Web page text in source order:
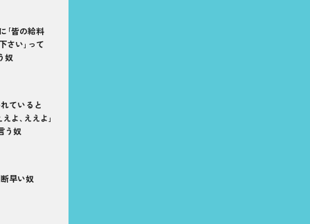
｢皆の給料
さい｣って
奴
ていると
よ､ええよ｣
う奴
早い奴